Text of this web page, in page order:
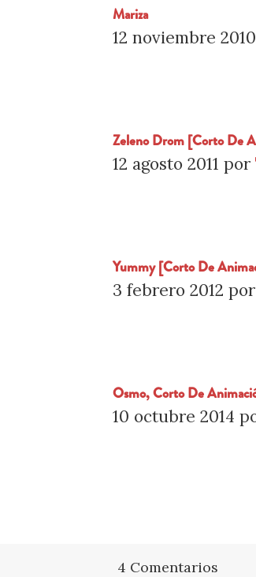
Mariza
12 noviembre 2010
Zeleno Drom [Corto De
12 agosto 2011 por
Yummy [Corto De
3 febrero 2012
Osmo, Corto De
10 octubre 2014
4 Comentarios